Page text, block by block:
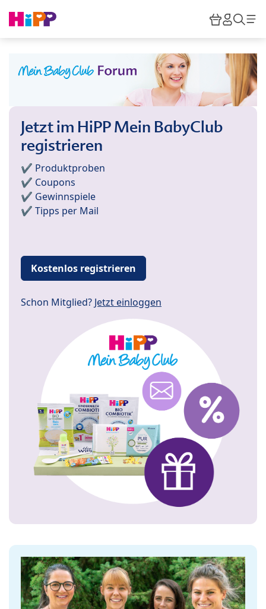
HiPP
Jetzt im HiPP Mein BabyClub
registrieren
✔️ Produktproben
✔️ Coupons
✔️ Gewinnspiele
✔️ Tipps per Mail
Kostenlos registrieren
Schon Mitglied? Jetzt einloggen